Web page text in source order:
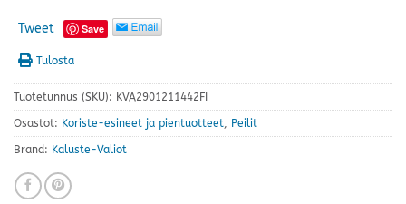
Tweet Save
Tulosta
Tuotetunnus (SKU): KVA2901211442FI
Osastot: Koriste-esineet ja pientuotteet Peilit
Brand: Kaluste-Valiot